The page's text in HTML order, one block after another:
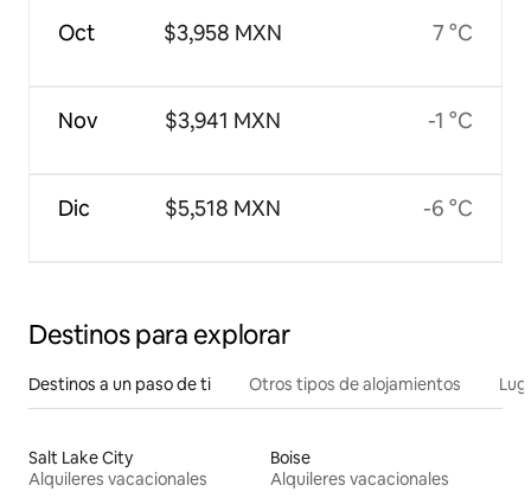
Oct
Nov
Dic
$3,958 MXN
$3,941 MXN
$5,518 MXN
7 °C
-1 °C
-6 °C
Destinos para explorar
Destinos a un paso de ti Otros tipos de alojamientos
Salt Lake City
Alquileres vacacionales
Boise
Alquileres vacacionales